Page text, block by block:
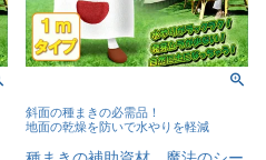
斜面の種まきの必需品！
地面の乾燥を防いで水やりを軽減